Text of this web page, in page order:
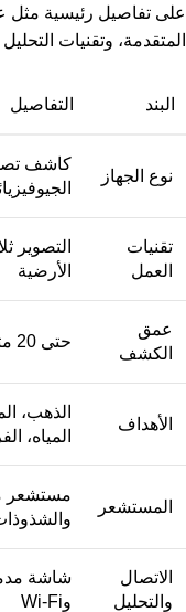
على تفاصيل رئيسية مثل
المتقدمة، وتقنيات
البند التفاصيل
نوع الجهاز
كاشف
تقنيات
العمل
التصوير
الأرضية
عمق
الكشف
حتى 20 مترًا وفق نوع التربة وحجم الهدف
الأهداف
الذهب،
المياه،
المستشعر
الاتصال
والتحليل
وWi-Fi